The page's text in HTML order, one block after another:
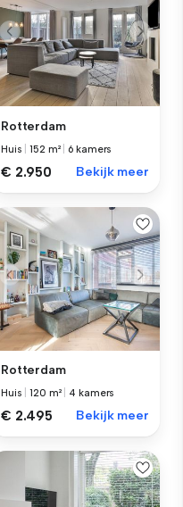
Rotterdam
Huis |152 m² 6 kamers
€ 2.950 Bekijk meer
Rotterdam
Huis |120 m² 4 kamers
€ 2.495 Bekijk meer